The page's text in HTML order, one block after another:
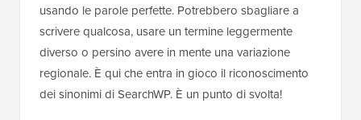
usando le parole perfette. Potrebbero sbagliare a
scrivere qualcosa, usare un termine leggermente
diverso o persino avere in mente una variazione
regionale. È qui che entra in gioco il riconoscimento
dei sinonimi di SearchWP. È un punto di svolta!